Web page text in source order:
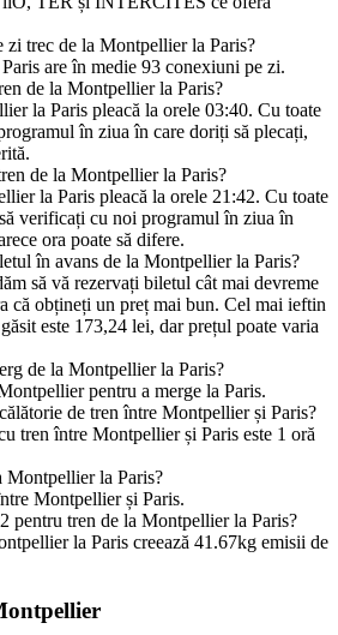
zi trec de la Montpellier la Paris?
are în medie 93 conexiuni pe zi.
de la Montpellier la Paris?
la Paris pleacă la orele 03:40. Cu toate
în ziua în care doriți să plecați,
de la Montpellier la Paris?
la Paris pleacă la orele 21:42. Cu toate
verificați cu noi programul în ziua în
ora poate să difere.
în avans de la Montpellier la Paris?
să vă rezervați biletul cât mai devreme
că obțineți un preț mai bun. Cel mai ieftin
este 173,24 lei, dar prețul poate varia
de la Montpellier la Paris?
pentru a merge la Paris.
de tren între Montpellier și Paris?
tren între Montpellier și Paris este 1 oră
Montpellier la Paris?
Montpellier și Paris.
pentru tren de la Montpellier la Paris?
la Paris creează 41.67kg emisii de